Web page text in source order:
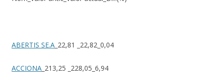
ABERTIS SE.A _22,81 _22,82_0,04
ACCIONA _213,25 _228,05_6,94